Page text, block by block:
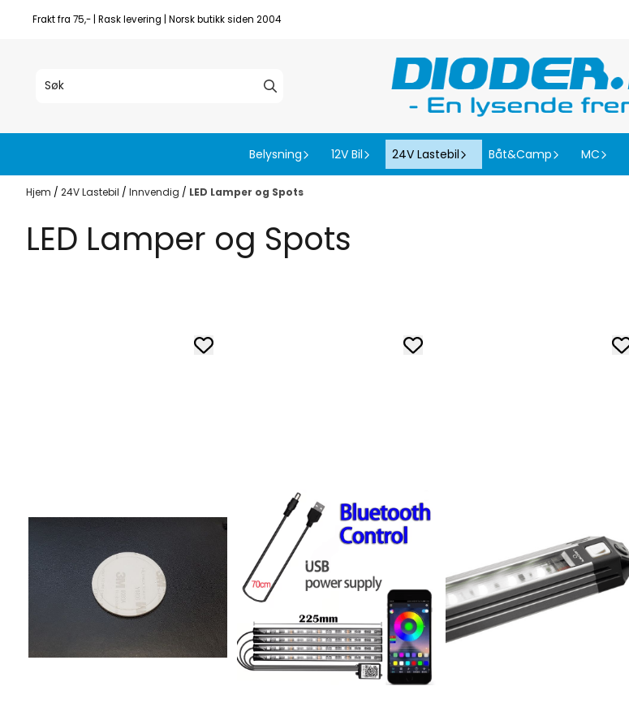
Hopp til innhold
Frakt fra 75,- | Rask levering | Norsk butikk siden 2004
Belysning 12V Bil 24V Lastebil Båt&Camp MC
Hjem / 24V Lastebil / Innvendig / LED Lamper og Spots
LED Lamper og Spots